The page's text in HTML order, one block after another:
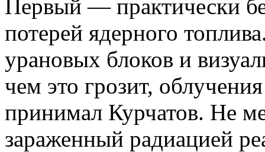
Первый — практически
потерей ядерного
урановых блоков и
чем это грозит,
принимал Курчатов. Не
зараженный радиацией